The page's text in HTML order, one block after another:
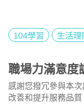
104學習 生活理
職場力滿意度
感謝您撥冗參與本
改善和提升服務品質